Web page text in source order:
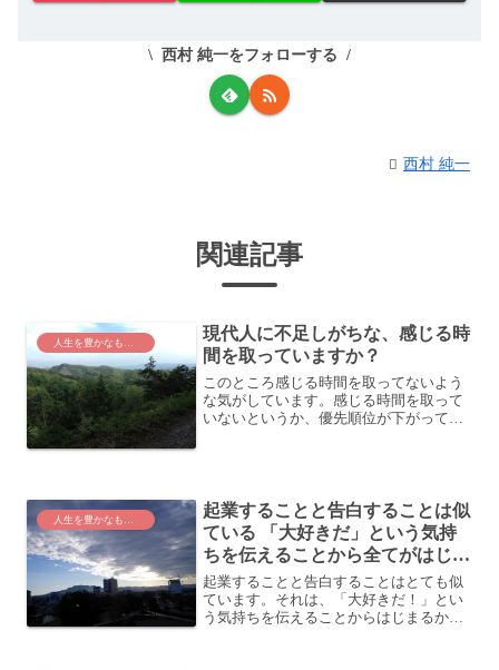
西村 純一をフォローする
西村 純一
関連記事
現代人に不足しがちな、感じる時
間を取っていますか？
このところ感じる時間を取ってないよう
な気がしています。感じる時間を取って
いないというか、優先順位が下がってい
起業することと告白することは似
ている 「大好きだ」という気持
ちを伝えることから全てがはじま
る
起業することと告白することはとても似
ています。それは、「大好きだ！」とい
う気持ちを伝えることからはじまるから